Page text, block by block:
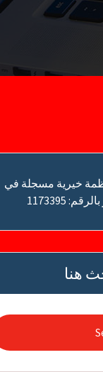
خيرية مسجلة في
1173395
هنا